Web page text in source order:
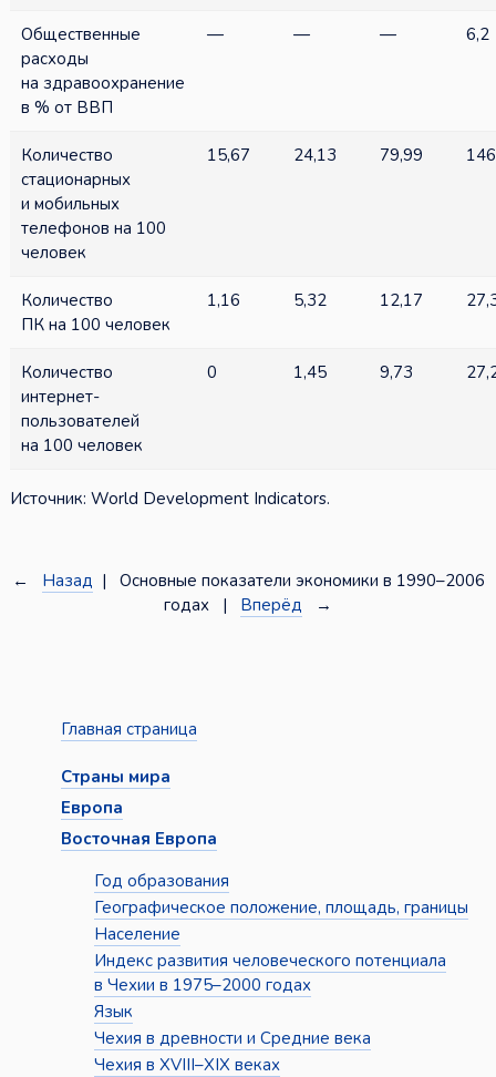
Общественные
расходы
на здравоохранение
в % от ВВП
— — — 6,2
Количество
стационарных
и мобильных
телефонов на 100
человек
15,67 24,13 79,99
Количество
ПК на 100 человек
1,16 5,32 12,17
Количество
интернет-
пользователей
на 100 человек
0 1,45 9,73
Источник: World Development Indicators.
← Назад | Основные показатели экономики в 1990–2006
годах | Вперёд →
Главная страница
Страны мира
Европа
Восточная Европа
Год образования
Географическое положение, площадь, границы
Население
Индекс развития человеческого потенциала
в Чехии в 1975–2000 годах
Язык
Чехия в древности и Средние века
Чехия в XVIII–XIX веках